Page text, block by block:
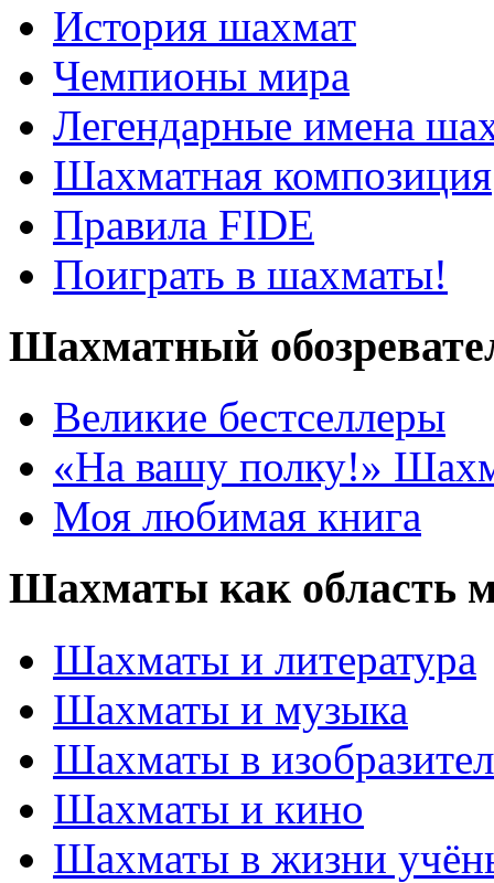
История шахмат
Чемпионы мира
Легендарные имена
Шахматная композиция
Правила FIDE
Поиграть в шахматы!
Шахматный
Великие бестселлеры
«На вашу полку!»
Моя любимая книга
Шахматы как область
Шахматы и литература
Шахматы и музыка
Шахматы в
Шахматы и кино
Шахматы в жизни